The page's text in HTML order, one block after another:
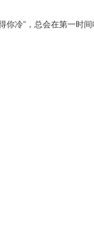
你冷”，总会在第一时